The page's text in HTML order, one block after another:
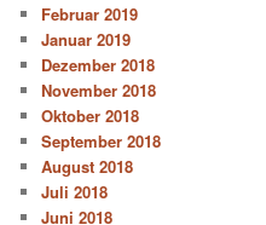
Februar 2019
Januar 2019
Dezember 2018
November 2018
Oktober 2018
September 2018
August 2018
Juli 2018
Juni 2018